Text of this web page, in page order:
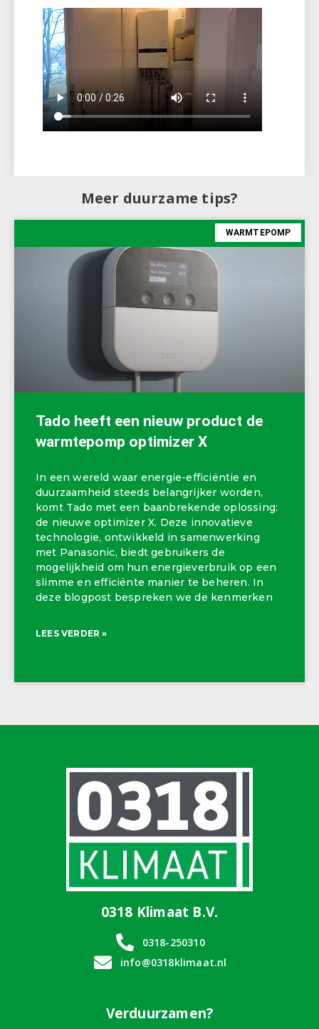
Meer duurzame tips?
WARMTEPOMP
Tado heeft een nieuw product de
warmtepomp optimizer X
In een wereld waar energie-efficiëntie en
duurzaamheid steeds belangrijker worden,
komt Tado met een baanbrekende oplossing:
de nieuwe optimizer X. Deze innovatieve
technologie, ontwikkeld in samenwerking
met Panasonic, biedt gebruikers de
mogelijkheid om hun energieverbruik op een
slimme en efficiënte manier te beheren. In
deze blogpost bespreken we de kenmerken
LEES VERDER »
0318 Klimaat B.V.
0318-250310
info@0318klimaat.nl
Verduurzamen?